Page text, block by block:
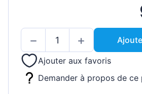
Ajouter aux favoris
Demander à propos de ce